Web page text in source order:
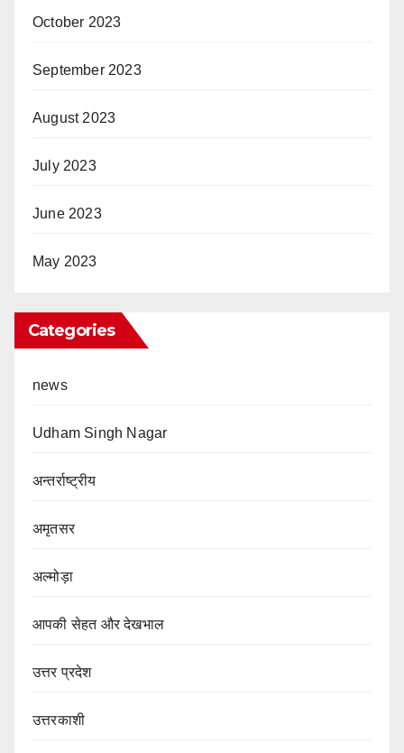
October 2023
September 2023
August 2023
July 2023
June 2023
May 2023
Categories
news
Udham Singh Nagar
अन्तर्राष्ट्रीय
अमृतसर
अल्मोड़ा
आपकी सेहत और देखभाल
उत्तर प्रदेश
उत्तरकाशी